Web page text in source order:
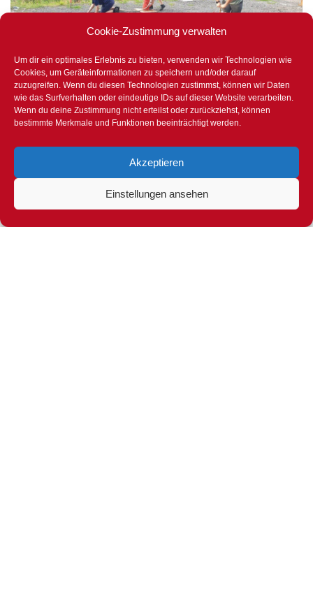
Cookie-Zustimmung verwalten
Um dir ein optimales Erlebnis zu bieten, verwenden wir Technologien wie
Cookies, um Geräteinformationen zu speichern und/oder darauf
zuzugreifen. Wenn du diesen Technologien zustimmst, können wir Daten
wie das Surfverhalten oder eindeutige IDs auf dieser Website verarbeiten.
Wenn du deine Zustimmung nicht erteilst oder zurückziehst, können
bestimmte Merkmale und Funktionen beeinträchtigt werden.
Akzeptieren
Einstellungen ansehen
28. Juni 2024
Unsere Feuerwehrjugend befindet sich im Endspurt der Proben
für den Landesleistungsbewerb am Samstag, 06.07.2024 in
Lauterach. Die Startzeit für die…Weiterlesen »